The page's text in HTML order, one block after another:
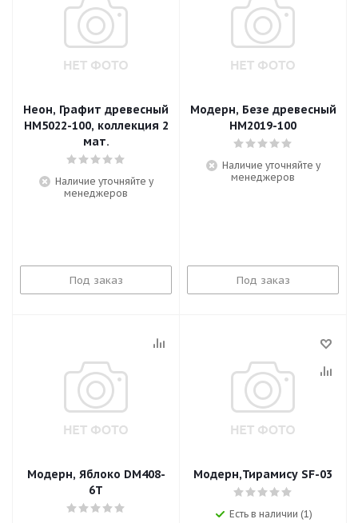
Неон, Графит древесный
HM5022-100, коллекция 2
мат.
Наличие уточняйте у
менеджеров
Под заказ
Модерн, Безе древесный
HM2019-100
Наличие уточняйте у
менеджеров
Под заказ
Модерн, Яблоко DM408-
6T
Модерн,Тирамису SF-03
Есть в наличии (1)